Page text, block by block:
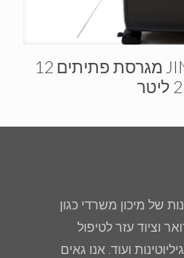
JINPEX MR-2212CD מגרסת פתיתים 12
של מיכון משרדי כגון
וציוד עזר לטיפול
ועוד. אנו גאים